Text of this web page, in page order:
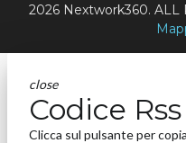
2026 Nextwork360. ALL
close
Codice Rss
Clicca sul pulsante per